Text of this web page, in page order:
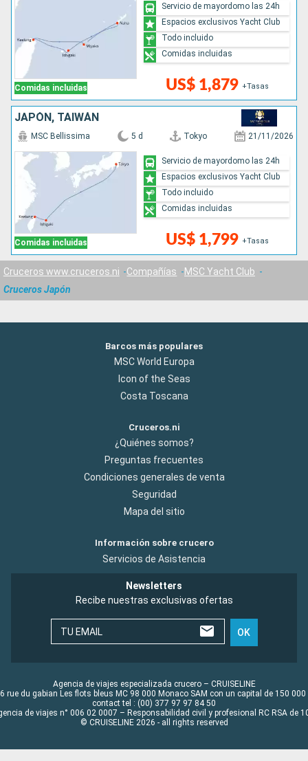
Comidas incluidas US$ 1,879 +Tasas
Servicio de mayordomo las 24h
Espacios exclusivos Yacht Club
Todo incluido
Comidas incluidas
JAPÓN, TAIWÁN
Comidas incluidas
MSC Bellissima 5 d Tokyo 21/11/2026
US$ 1,799 +Tasas
Servicio de mayordomo las 24h
Espacios exclusivos Yacht Club
Todo incluido
Comidas incluidas
Cruceros www.cruceros.ni Compañías
MSC Yacht Club
Cruceros Japón
Barcos más populares
MSC World Europa
Icon of the Seas
Costa Toscana
Cruceros.ni
¿Quiénes somos?
Preguntas frecuentes
Condiciones generales de venta
Seguridad
Mapa del sitio
Información sobre crucero
Servicios de Asistencia
Newsletters
Recibe nuestras exclusivas ofertas
TU EMAIL OK
Agencia de viajes especializada crucero – CRUISELINE
rue du gabian Les flots bleus MC 98 000 Monaco SAM con un capital de 150 000
contact tel : (00) 377 97 97 84 50
de viajes n° 006 02 0007 – Responsabilidad civil y profesional RC RSA de
© CRUISELINE 2026 - all rights reserved